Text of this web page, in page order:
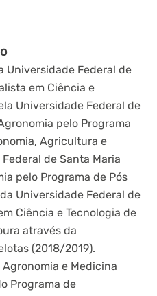
Universidade Federal de
em Ciência e
Universidade Federal de
pelo Programa
Agricultura e
de Santa Maria
pelo Programa de Pós
Universidade Federal de
Ciência e Tecnologia de
através da
(2018/2019).
e Medicina
Programa de